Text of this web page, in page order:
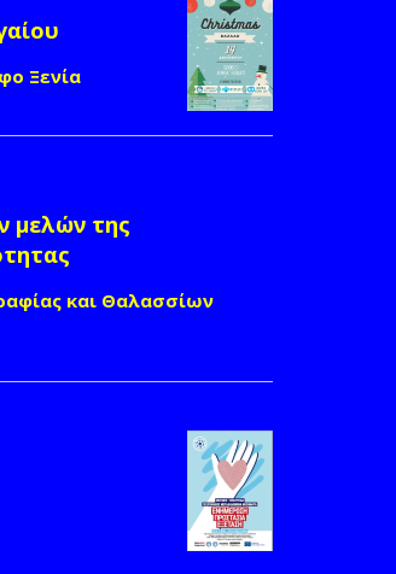
Ξενία
μελών της
και Θαλασσίων